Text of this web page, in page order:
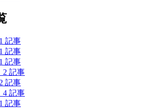
1 記事
1 記事
1 記事
2 記事
2 記事
4 記事
1 記事